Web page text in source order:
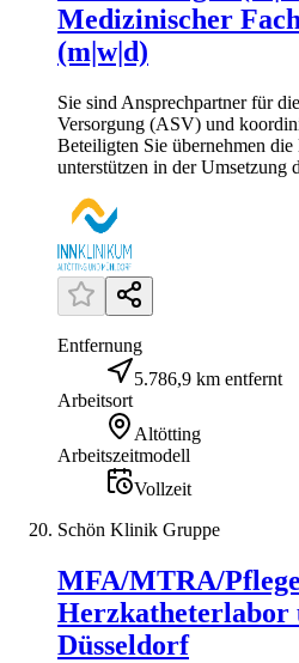
Medizinischer
(m|w|d)
Sie sind Ansprechpartner für
Versorgung (ASV) und
Beteiligten Sie übernehmen
unterstützen in der Umsetzung
Entfernung
5.786,9 km entfernt
Arbeitsort
Altötting
Arbeitszeitmodell
Vollzeit
Schön Klinik Gruppe
MFA/MTRA/
Herzkatheterlabor
Düsseldorf